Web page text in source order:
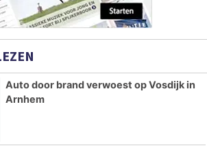
Auto door brand verwoest op Vosdijk in
Arnhem